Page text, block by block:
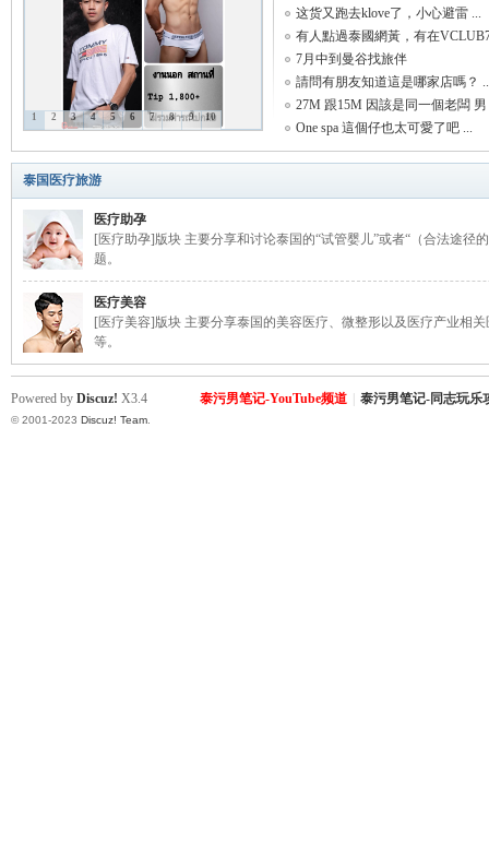
致
暹
1 2 3 4 5 6 7 8 9 10
这货又跑去klove了，小心避雷 ...
有人點過泰國網黃，有在
7月中到曼谷找旅伴
請問有朋友知道這是哪家店嗎？
27M 跟15M 因該是同一個老闆 男
One spa 這個仔也太可愛了吧 ...
泰国医疗旅游
医疗助孕
[医疗助孕]版块 主要分享和讨论泰国的“试管婴儿”或者“（合法途径
题。
医疗美容
[医疗美容]版块 主要分享泰国的美容医疗、微整形以及医疗产业相
等。
泰污男笔记-YouTube频道 泰污男笔记-同志玩乐
Powered by Discuz! X3.4
© 2001-2023 Discuz! Team.